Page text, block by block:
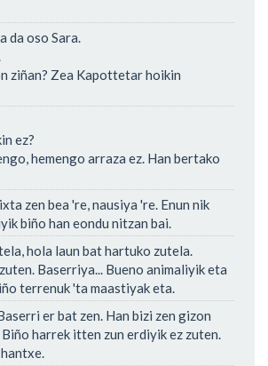
da oso Sara.
ziñan? Zea Kapottetar hoikin
ez?
hemengo arraza ez. Han bertako
zen bea 're, nausiya 're. Enun nik
biño han eondu nitzan bai.
hola laun bat hartuko zutela.
Baserriya... Bueno animaliyik eta
terrenuk 'ta maastiyak eta.
er bat zen. Han bizi zen gizon
harrek itten zun erdiyik ez zuten.